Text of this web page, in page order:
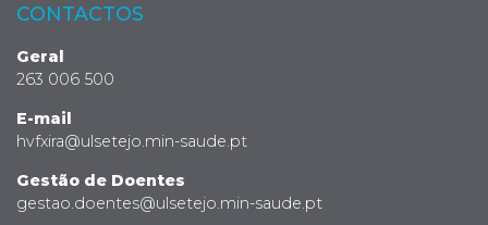
CONTACTOS
Geral
263 006 500
E-mail
hvfxira@ulsetejo.min-saude.pt
Gestão de Doentes
gestao.doentes@ulsetejo.min-saude.pt